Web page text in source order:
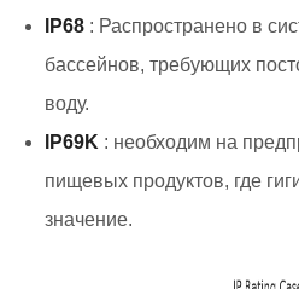
IP68 : Распространено в
бассейнов, требующих
воду.
IP69K : необходим на
пищевых продуктов, где
значение.